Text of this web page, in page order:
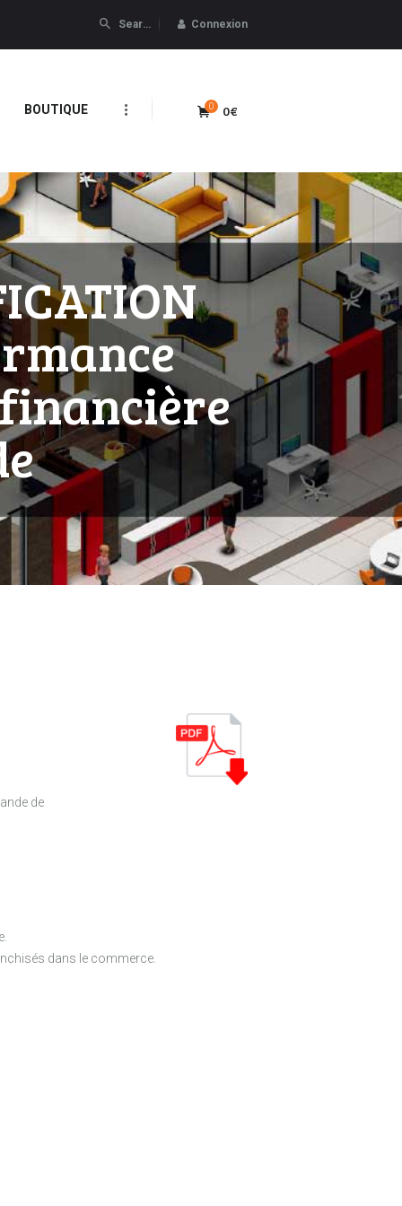
Connexion
BOUTIQUE 0€
0
de
dans le commerce.